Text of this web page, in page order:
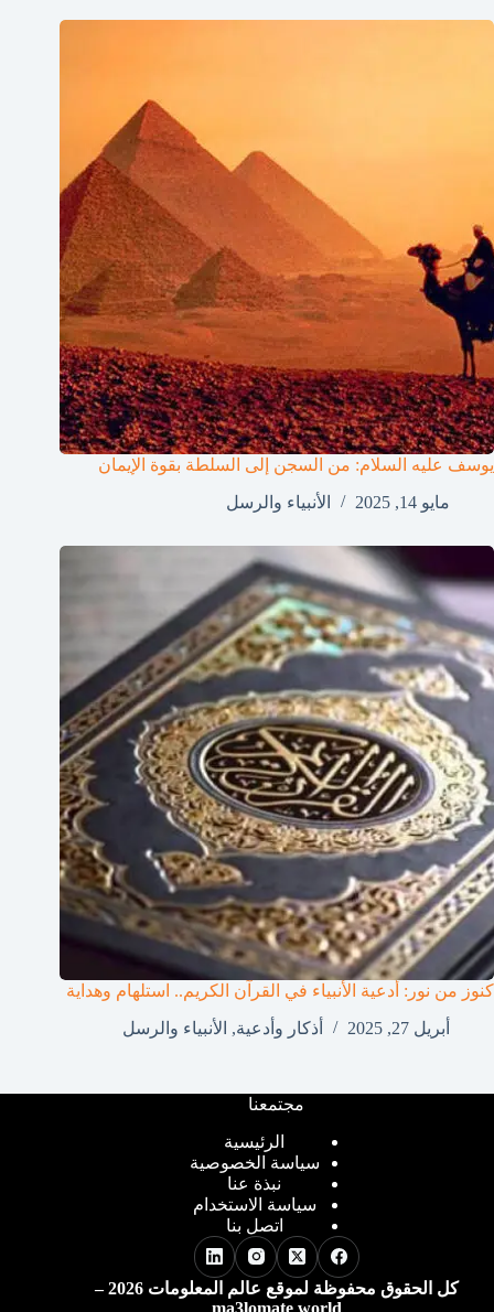
يوسف عليه السلام: من السجن إلى السلطة بقوة الإيمان
مايو 14, 2025
الأنبياء والرسل
كنوز من نور: أدعية الأنبياء في القرآن الكريم.. استلهام وهداية
أبريل 27, 2025
أذكار وأدعية, الأنبياء والرسل
مجتمعنا
الرئيسية
سياسة الخصوصية
نبذة عنا
سياسة الاستخدام
اتصل بنا
كل الحقوق محفوظة لموقع عالم المعلومات 2026 –
ma3lomate world